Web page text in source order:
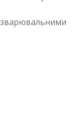
зварювальними